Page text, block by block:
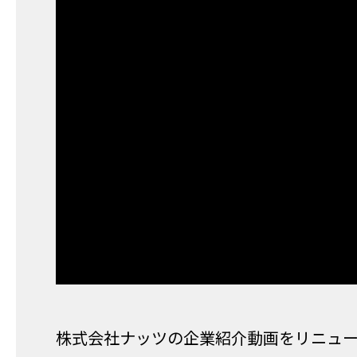
株式会社ナッツの企業紹介動画をリニュ